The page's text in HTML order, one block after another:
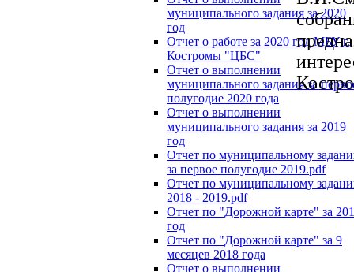
муниципального задания за 2020
год
Отчет о работе за 2020 год МБУ г.
Костромы "ЦБС"
Отчет о выполнении
муниципального задания за
полугодие 2020 года
Отчет о выполнении
муниципального задания за 2019
год
Отчет по муниципальному
за первое полугодие 2019.pdf
Отчет по муниципальному
2018 - 2019.pdf
Отчет по "Дорожной карте" за
год
Отчет по "Дорожной карте" за 9
месяцев 2018 года
Отчет о выполнении